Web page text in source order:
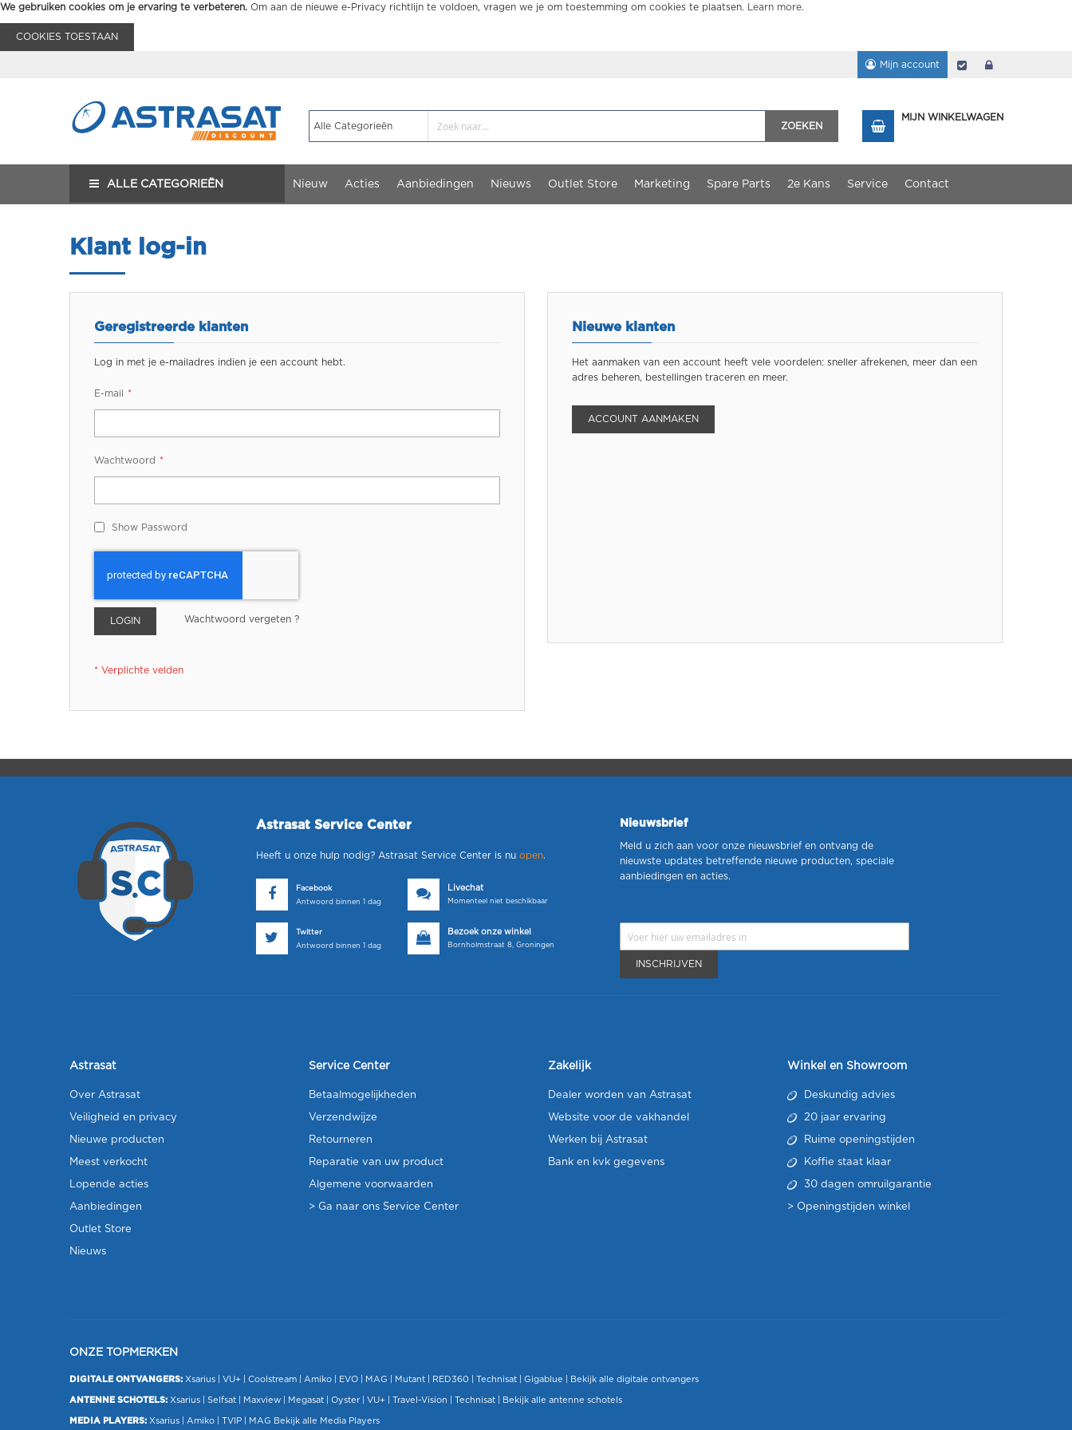
We gebruiken cookies om je ervaring te verbeteren. Om aan de nieuwe e-Privacy richtlijn te voldoen, vragen we je om toestemming om cookies te plaatsen. Learn more.
COOKIES TOESTAAN
Mijn account Afrekenen
ZOEKEN
MIJN WINKELWAGEN
ALLE CATEGORIEËN Nieuw Acties Aanbiedingen Nieuws Outlet Store Marketing Spare Parts 2e Kans Service Contact
Klant log-in
Geregistreerde klanten
Log in met je e-mailadres indien je een account hebt.
E-mail
Wachtwoord
Show Password
LOGIN Wachtwoord vergeten ?
Nieuwe klanten
Het aanmaken van een account heeft vele voordelen: sneller afrekenen, meer dan een
adres beheren, bestellingen traceren en meer.
ACCOUNT AANMAKEN
Astrasat Service Center
Heeft u onze hulp nodig? Astrasat Service Center is nu open.
Facebook
Antwoord binnen 1 dag
Livechat
Momenteel niet beschikbaar
Twitter
Antwoord binnen 1 dag
Bezoek onze winkel
Bornholmstraat 8, Groningen
Nieuwsbrief
Meld u zich aan voor onze nieuwsbrief en ontvang de
nieuwste updates betreffende nieuwe producten, speciale
aanbiedingen en acties.
INSCHRIJVEN
Astrasat
Over Astrasat
Veiligheid en privacy
Nieuwe producten
Meest verkocht
Lopende acties
Aanbiedingen
Outlet Store
Nieuws
Service Center
Betaalmogelijkheden
Verzendwijze
Retourneren
Reparatie van uw product
Algemene voorwaarden
> Ga naar ons Service Center
Zakelijk
Dealer worden van Astrasat
Website voor de vakhandel
Werken bij Astrasat
Bank en kvk gegevens
Winkel en Showroom
Deskundig advies
20 jaar ervaring
Ruime openingstijden
Koffie staat klaar
30 dagen omruilgarantie
> Openingstijden winkel
ONZE TOPMERKEN
DIGITALE ONTVANGERS: Xsarius VU+ | Coolstream | Amiko EVO MAG Mutant | RED360 | Technisat Gigablue Bekijk alle digitale ontvangers
ANTENNE SCHOTELS: Xsarius Selfsat Maxview Megasat | Oyster | VU+ Travel-Vision Technisat Bekijk alle antenne schotels
MEDIA PLAYERS: Xsarius Amiko TVIP MAG Bekijk alle Media Players